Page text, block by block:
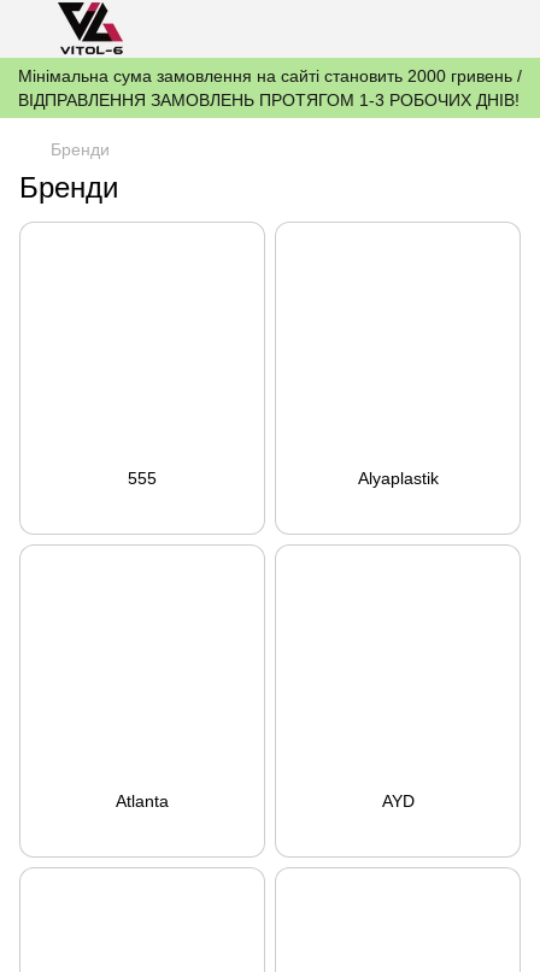
Мінімальна сума замовлення на сайті становить 2000 гривень /
ВІДПРАВЛЕННЯ ЗАМОВЛЕНЬ ПРОТЯГОМ 1-3 РОБОЧИХ ДНІВ!
Бренди
Бренди
555 Alyaplastik
Atlanta AYD